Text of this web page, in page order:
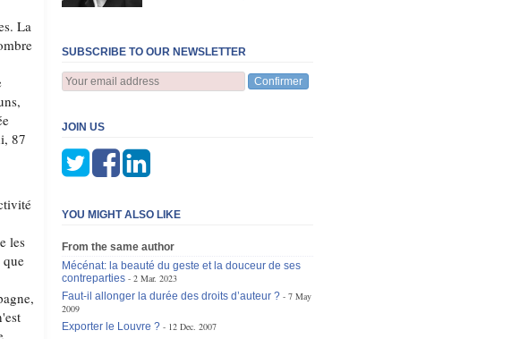
La
87
les
que
SUBSCRIBE TO OUR NEWSLETTER
Confirmer
JOIN US
YOU MIGHT ALSO LIKE
From the same author
Mécénat: la beauté du geste et la douceur de ses
contreparties
2 Mar. 2023
Faut-il allonger la durée des droits d’auteur ?
7 May
2009
Exporter le Louvre ?
12 Dec. 2007